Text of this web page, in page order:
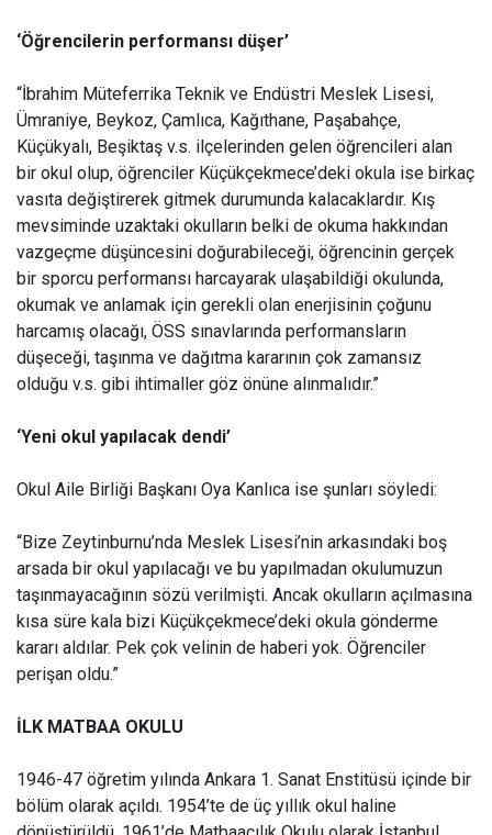
‘Öğrencilerin performansı düşer’
“İbrahim Müteferrika Teknik ve Endüstri Meslek Lisesi,
Ümraniye, Beykoz, Çamlıca, Kağıthane, Paşabahçe,
Küçükyalı, Beşiktaş v.s. ilçelerinden gelen öğrencileri alan
bir okul olup, öğrenciler Küçükçekmece’deki okula ise birkaç
vasıta değiştirerek gitmek durumunda kalacaklardır. Kış
mevsiminde uzaktaki okulların belki de okuma hakkından
vazgeçme düşüncesini doğurabileceği, öğrencinin gerçek
bir sporcu performansı harcayarak ulaşabildiği okulunda,
okumak ve anlamak için gerekli olan enerjisinin çoğunu
harcamış olacağı, ÖSS sınavlarında performansların
düşeceği, taşınma ve dağıtma kararının çok zamansız
olduğu v.s. gibi ihtimaller göz önüne alınmalıdır.”
‘Yeni okul yapılacak dendi’
Okul Aile Birliği Başkanı Oya Kanlıca ise şunları söyledi:
“Bize Zeytinburnu’nda Meslek Lisesi’nin arkasındaki boş
arsada bir okul yapılacağı ve bu yapılmadan okulumuzun
taşınmayacağının sözü verilmişti. Ancak okulların açılmasına
kısa süre kala bizi Küçükçekmece’deki okula gönderme
kararı aldılar. Pek çok velinin de haberi yok. Öğrenciler
perişan oldu.”
İLK MATBAA OKULU
1946-47 öğretim yılında Ankara 1. Sanat Enstitüsü içinde bir
bölüm olarak açıldı. 1954’te de üç yıllık okul haline